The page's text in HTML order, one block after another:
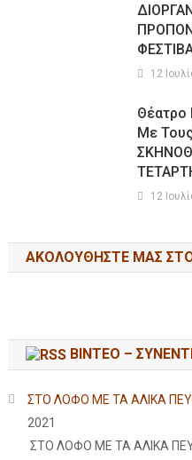
12
Θέατρο
Με Τους
12
ΑΚΟΛΟΥΘΉΣΤΕ ΜΑΣ ΣΤΟ
ΒΙΝΤΕΟ –
ΣΤΟ ΛΟΦΟ ΜΕ ΤΑ ΑΛΙΚΑ
2021
ΣΤΟ ΛΟΦΟ ΜΕ ΤΑ ΑΛΙΚΑ